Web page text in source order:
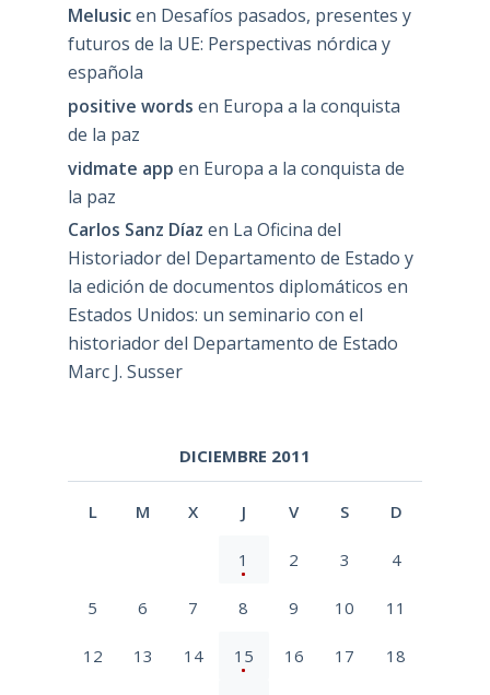
Melusicen Desafíos pasados, presentes y
futuros de la UE: Perspectivas nórdica y
española
positive words en Europa a la conquista
de la paz
vidmate app en Europa a la conquista de
la paz
Carlos Sanz Díaz en La Oficina del
Historiador del Departamento de Estado y
la edición de documentos diplomáticos en
Estados Unidos: un seminario con el
historiador del Departamento de Estado
Marc J. Susser
DICIEMBRE 2011
L M X J V S D
1 2 3 4
5 6 7 8 9 10 11
12 13 14 15 16 17 18